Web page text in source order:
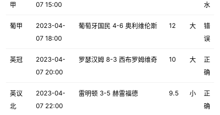
甲
07 15:00
水
葡甲
2023-04-
07 18:00
葡萄牙国民 4-6 奥利维伦斯 12 大
错
误
英冠
2023-04-
07 20:00
罗瑟汉姆 8-3 西布罗姆维奇 10 大
正
确
英议
北
2023-04-
07 22:00
雷明顿 3-5 赫雷福德 9.5 小
正
确